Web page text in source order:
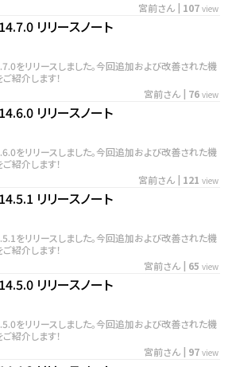
宮前さん | 107 view
リリースノート
をリリースしました。今回追加および改善された機
紹介します！
宮前さん | 76 view
リリースノート
をリリースしました。今回追加および改善された機
紹介します！
宮前さん | 121 view
リリースノート
をリリースしました。今回追加および改善された機
紹介します！
宮前さん | 65 view
リリースノート
をリリースしました。今回追加および改善された機
紹介します！
宮前さん | 97 view